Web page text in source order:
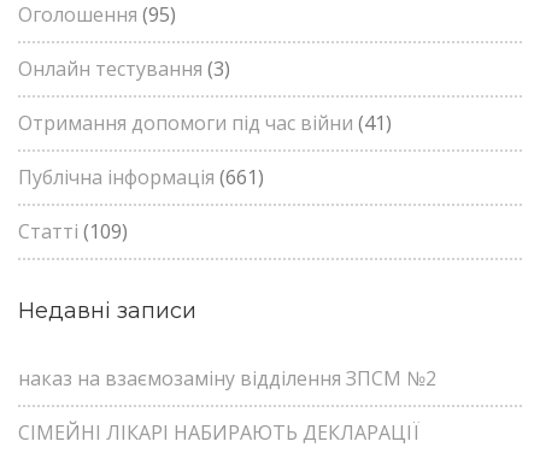
Оголошення (95)
Онлайн тестування (3)
Отримання допомоги під час війни (41)
Публічна інформація (661)
Статті (109)
Недавні записи
наказ на взаємозаміну відділення ЗПСМ №2
СІМЕЙНІ ЛІКАРІ НАБИРАЮТЬ ДЕКЛАРАЦІЇ